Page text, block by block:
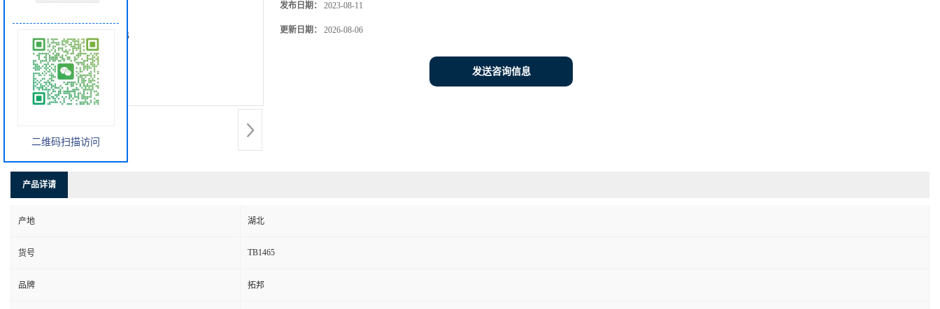
发布日期： 2023-08-11
更新日期： 2026-08-06
发送咨询信息
产品详请
产地 湖北
货号 TB1465
品牌 拓邦
二维码扫描访问